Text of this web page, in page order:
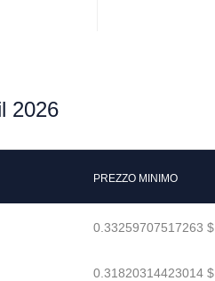
2026
PREZZO MINIMO
0.33259707517263 $
0.31820314423014 $